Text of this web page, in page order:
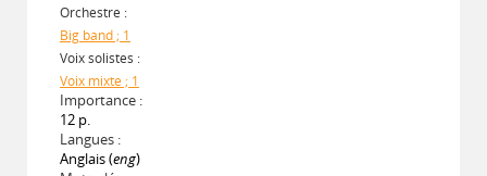
Orchestre :
Big band ; 1
Voix solistes :
Voix mixte ; 1
Importance :
12 p.
Langues :
Anglais (eng)